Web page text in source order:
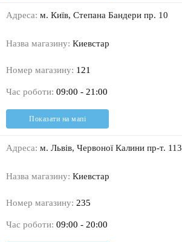
Адреса: м. Київ, Степана Бандери пр. 10
Назва магазину: Киевстар
Номер магазину: 121
Час роботи: 09:00 - 21:00
Показати на мапі
Адреса: м. Львів, Червоної Калини пр-т. 113
Назва магазину: Киевстар
Номер магазину: 235
Час роботи: 09:00 - 20:00